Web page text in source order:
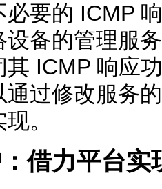
要的 ICMP
设备的管理服
ICMP 响应
通过修改服务
。
借力平台实